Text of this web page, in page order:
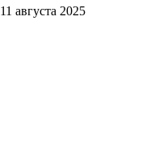
11 августа 2025